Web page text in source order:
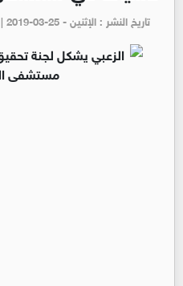
تاريخ النشر : الإثنين - pm 02:33 | 2019-03-25